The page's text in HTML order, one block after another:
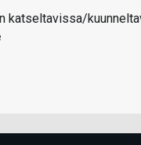
katseltavissa/